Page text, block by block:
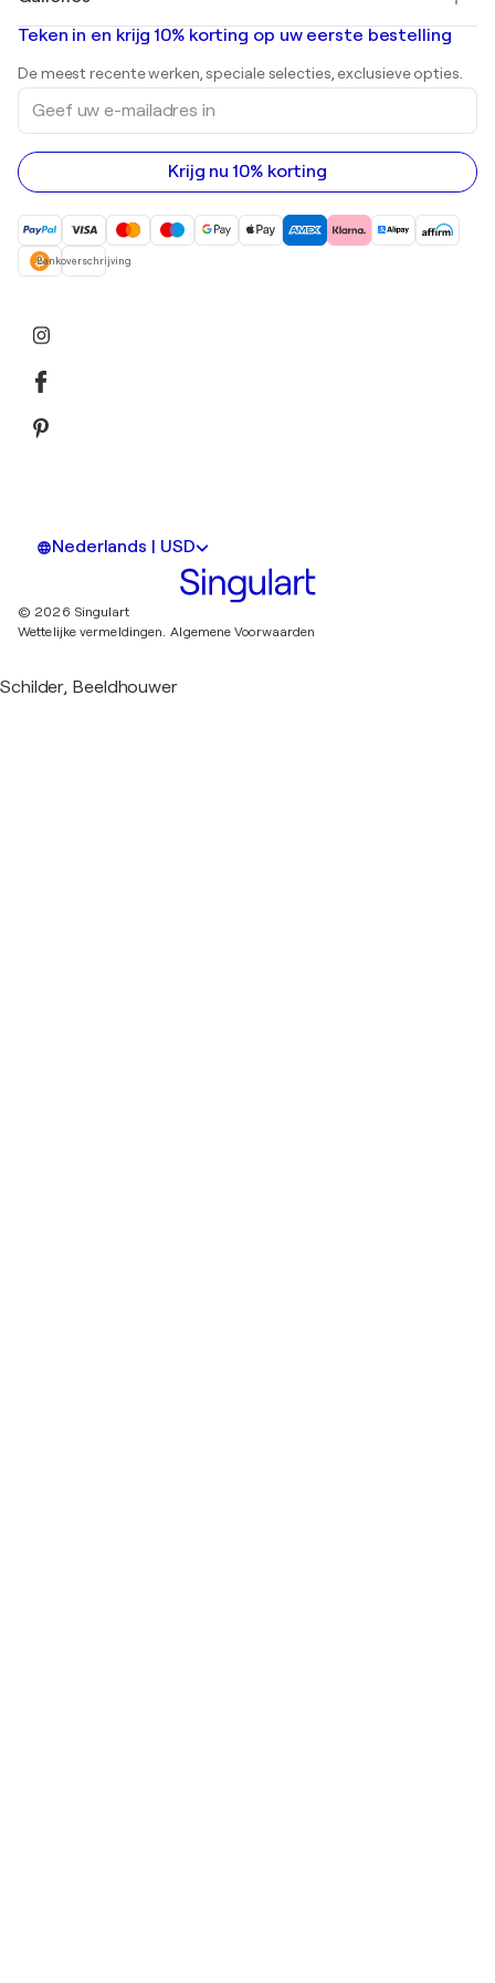
Banksy
Mr. Brainwash
Shepard Fairey
Landschapsschilderijen
Beelden
Acrylverfschilderijen
Kunstgaleries in Nederland
Teken in en krijg 10% korting op uw eerste bestelling
De meest recente werken, speciale selecties, exclusieve opties.
Geef
uw
e-
mailadres
in
Krijg nu 10% korting
Bankoverschrijving
Nederlands | USD
© 2026 Singulart
Wettelijke vermeldingen. Algemene Voorwaarden
Schilder, Beeldhouwer